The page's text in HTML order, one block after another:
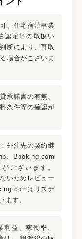
、住宅宿泊事業
認定等の取扱い
断により、再取
場合がございま
承諾書の有無、
条件等の確認が
：外注先の契約継
、Booking.com
ございます。
いためレビュー
はリステ
ます。
利益、稼働率、